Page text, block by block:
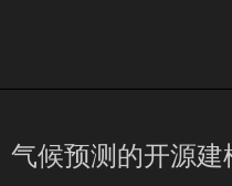
气候预测的开源建